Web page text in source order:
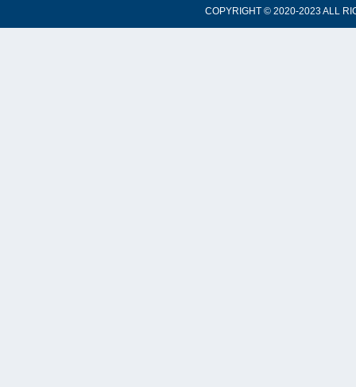
COPYRIGHT © 2020-2023 ALL